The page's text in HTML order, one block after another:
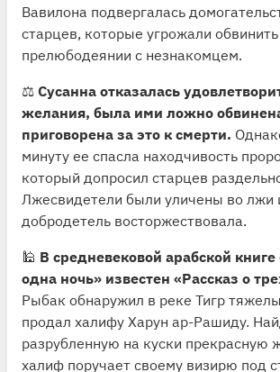
Вавилона подвергалась
старцев, которые угрожали
прелюбодеянии с незнакомцем.
⚖️ Сусанна отказалась
желания, была ими ложно
приговорена за это к смерти.
минуту ее спасла находчивость
который допросил старцев
Лжесвидетели были уличены во лжи
добродетель восторжествовала.
🕌 В средневековой арабской книге
одна ночь» известен «Рассказ о
Рыбак обнаружил в реке Тигр
продал халифу Харун ар-Рашиду.
разрубленную на куски прекрасную
халиф поручает своему визирю под